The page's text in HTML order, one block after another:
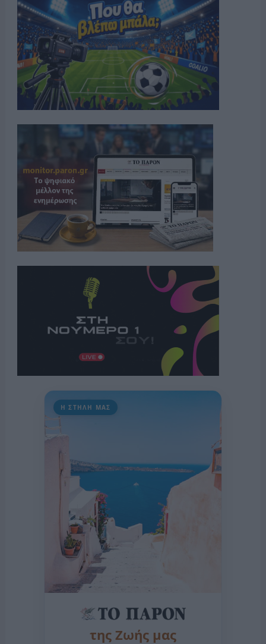
Η ΣΤΗΛΗ ΜΑΣ
της Ζωής μας